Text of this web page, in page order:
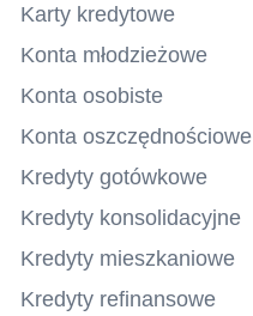
Karty kredytowe
Konta młodzieżowe
Konta osobiste
Konta oszczędnościowe
Kredyty gotówkowe
Kredyty konsolidacyjne
Kredyty mieszkaniowe
Kredyty refinansowe